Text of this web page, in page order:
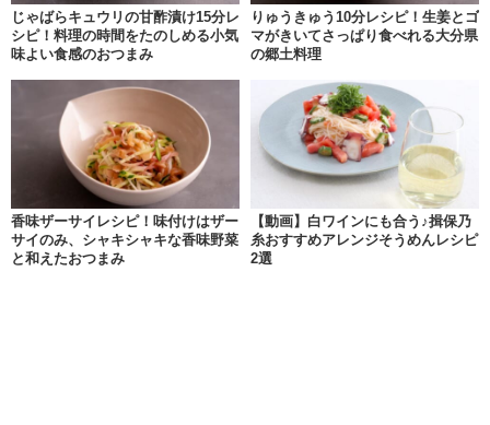
じゃばらキュウリの甘酢漬け15分レ
シピ！料理の時間をたのしめる小気
味よい食感のおつまみ
りゅうきゅう10分レシピ！生姜とゴ
マがきいてさっぱり食べれる大分県
の郷土料理
香味ザーサイレシピ！味付けはザー
サイのみ、シャキシャキな香味野菜
と和えたおつまみ
【動画】白ワインにも合う♪揖保乃
糸おすすめアレンジそうめんレシピ
2選